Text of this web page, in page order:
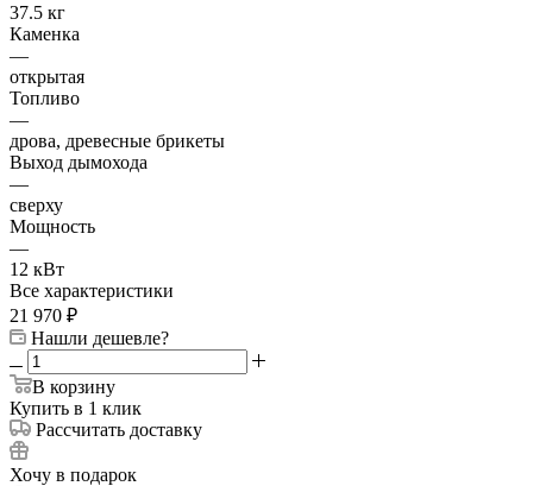
37.5 кг
Каменка
—
открытая
Топливо
—
дрова, древесные брикеты
Выход дымохода
—
сверху
Мощность
—
12 кВт
Все характеристики
21 970 ₽
Нашли дешевле?
В корзину
Купить в 1 клик
Рассчитать доставку
Хочу в подарок